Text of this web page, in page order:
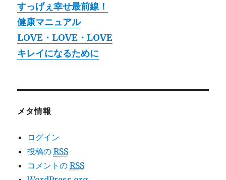
すっげぇ幸せ最前線！
健康マニュアル
LOVE・LOVE・LOVE
キレイになるために
メタ情報
ログイン
投稿のRSS
コメントのRSS